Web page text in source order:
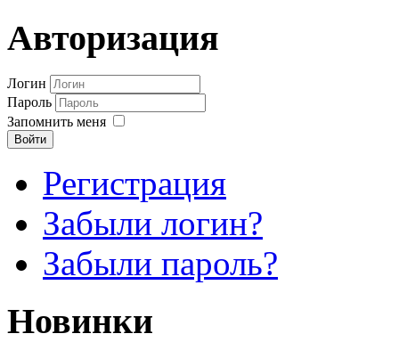
Авторизация
Логин
Пароль
Запомнить меня
Войти
Регистрация
Забыли логин?
Забыли пароль?
Новинки